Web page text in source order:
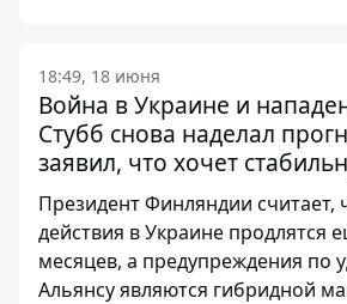
18:49, 18 июня
Война в Украине и
Стубб снова наделал
заявил, что хочет
Президент Финляндии считает,
действия в Украине продлятся
месяцев, а предупреждения по
Альянсу являются гибридной